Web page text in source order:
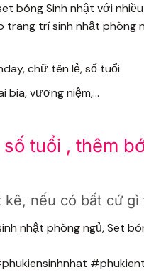
bóng Sinh nhật với
trí sinh nhật
chữ tên lẻ, số tuổi
bia, vương niệm,...
tuổi , thêm
nếu có bất cứ
nhật phòng ngủ, Set